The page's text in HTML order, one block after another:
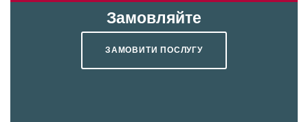
Замовляйте
ЗАМОВИТИ ПОСЛУГУ